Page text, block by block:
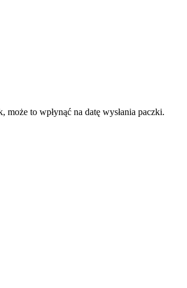
to wpłynąć na datę wysłania paczki.